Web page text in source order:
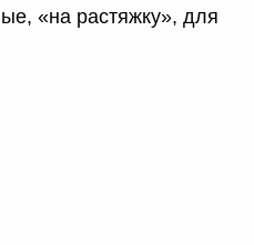
«на растяжку», для